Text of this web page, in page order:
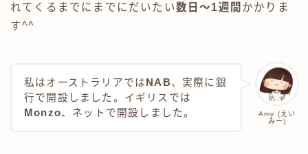
れてくるまでにまでにだいたい数日～1週間 かかりま
す^^
Amy (えい
みー)
私はオーストラリアでは NAB、実際に銀
行で開設しました。イギリスでは
Monzo、ネットで開設しました。